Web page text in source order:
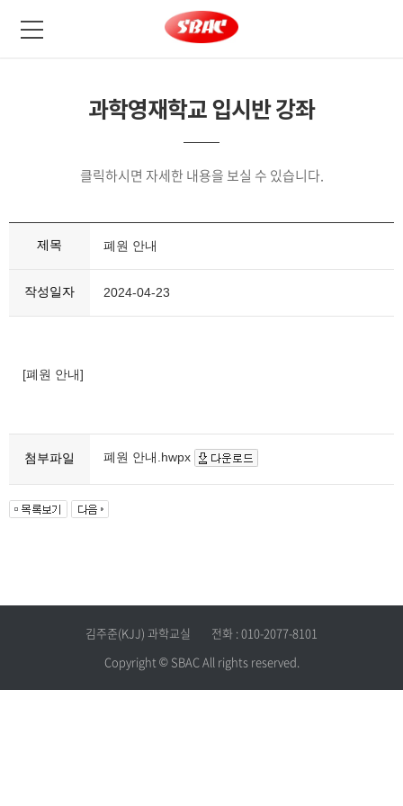
과학영재학교 입시반 강좌
클릭하시면 자세한 내용을 보실 수 있습니다.
제목 폐원 안내
작성일자 2024-04-23
[폐원 안내]
첨부파일 폐원 안내.hwpx
김주준(KJJ) 과학교실
전화 : 010-2077-8101
Copyright © SBAC All rights reserved.